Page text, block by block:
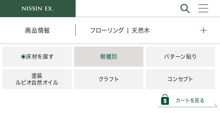
商品情報 フローリング | 天然木
◉床材を探す 樹種別 パターン貼り
塗装
ルビオ自然オイル
クラフト コンセプト
カートを見る